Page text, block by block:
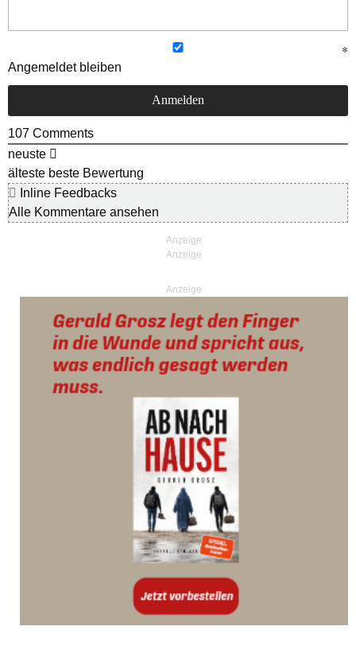
Angemeldet bleiben
107 Comments
neuste
älteste beste Bewertung
Inline Feedbacks
Alle Kommentare ansehen
Anzeige